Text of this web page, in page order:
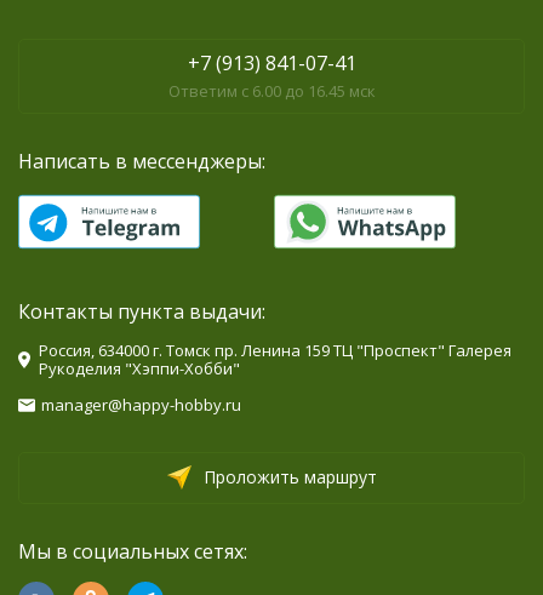
+7 (913) 841-07-41
Ответим с 6.00 до 16.45 мск
Написать в мессенджеры:
Контакты пункта выдачи:
Россия, 634000 г. Томск пр. Ленина 159 ТЦ "Проспект" Галерея
Рукоделия "Хэппи-Хобби"
manager@happy-hobby.ru
Проложить маршрут
Мы в социальных сетях: